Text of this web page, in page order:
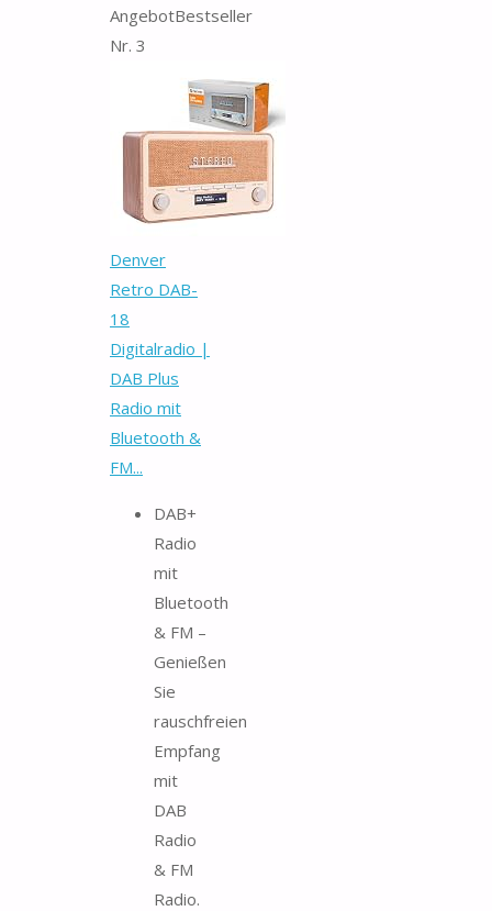
AngebotBestseller
Nr. 3
Denver
Retro DAB-
18
Digitalradio |
DAB Plus
Radio mit
Bluetooth &
FM...
DAB+
Radio
mit
Bluetooth
& FM –
Genießen
Sie
rauschfreien
Empfang
mit
DAB
Radio
& FM
Radio.